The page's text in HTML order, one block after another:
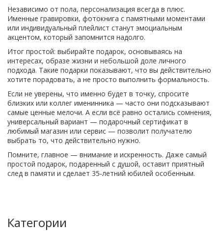
Независимо от пола, персонализация всегда в плюс.
Именные гравировки, фотокнига с памятными моментами
или индивидуальный плейлист станут эмоциальным
акцентом, который запомнится надолго.
Итог простой: выбирайте подарок, основываясь на
интересах, образе жизни и небольшой доле личного
подхода. Такие подарки показывают, что вы действительно
хотите порадовать, а не просто выполнить формальность.
Если не уверены, что именно будет в точку, спросите
близких или коллег именинника — часто они подсказывают
самые ценные мелочи. А если всё равно остались сомнения,
универсальный вариант — подарочный сертификат в
любимый магазин или сервис — позволит получателю
выбрать то, что действительно нужно.
Помните, главное — внимание и искренность. Даже самый
простой подарок, подаренный с душой, оставит приятный
след в памяти и сделает 35‑летний юбилей особенным.
Категории